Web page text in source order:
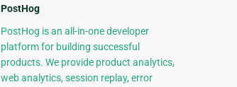
PostHog
PostHog is an all-in-one developer
platform for building successful
products. We provide product analytics,
web analytics, session replay, error